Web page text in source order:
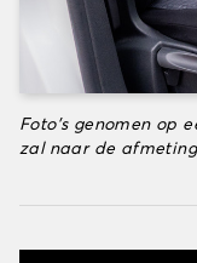
Foto's genomen op
zal naar de